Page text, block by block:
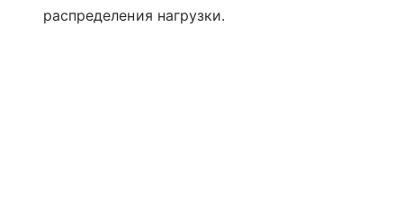
распределения нагрузки.